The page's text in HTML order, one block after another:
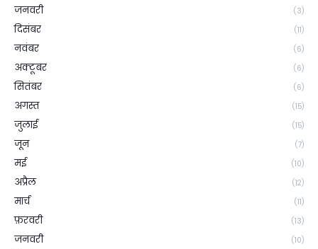
जनवरी (3)
दिसंबर (11)
नवंबर (6)
अक्टूबर (6)
सितंबर (6)
अगस्त (15)
जुलाई (15)
जून (7)
मई (10)
अप्रैल (12)
मार्च (11)
फ़रवरी (13)
जनवरी (10)